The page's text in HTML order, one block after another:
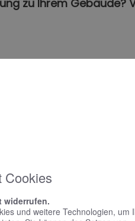
zu Ihrem Gebäude?
Cookies
widerrufen.
und weitere Technologien, um